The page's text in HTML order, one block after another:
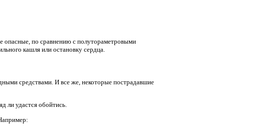
опасные, по сравнению с полутораметровыми
кашля или остановку сердца.
средствами. И все же, некоторые пострадавшие
ли удастся обойтись.